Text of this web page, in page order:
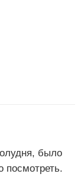
было
посмотреть.